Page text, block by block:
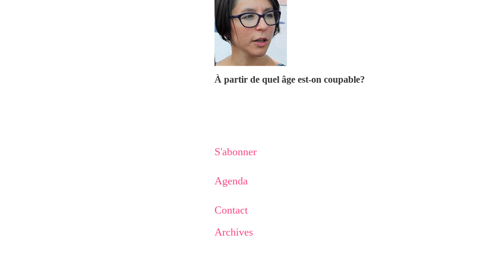
À partir de quel âge est-on coupable?
S'abonner
Agenda
Contact
Archives